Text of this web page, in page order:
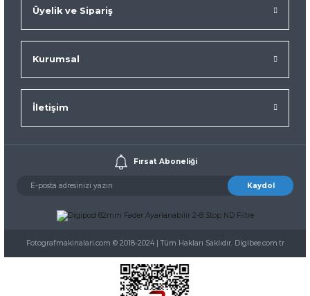
Üyelik ve Sipariş
Kurumsal
İletişim
Fırsat Aboneliği
Kaydol
Fotografmakinalari.com © 2018-2024 | Tüm Hakları Saklıdır. Digibee.com.tr